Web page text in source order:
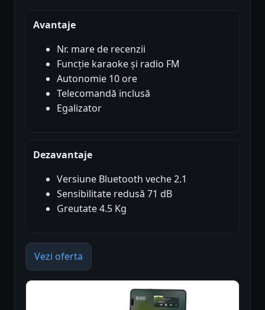
Avantaje
Nr. mare de recenzii
Funcție karaoke și radio FM
Autonomie 10 ore
Telecomandă inclusă
Egalizator
Dezavantaje
Versiune Bluetooth veche 2.1
Sensibilitate redusă 71 dB
Greutate 4.5 Kg
Vezi oferta